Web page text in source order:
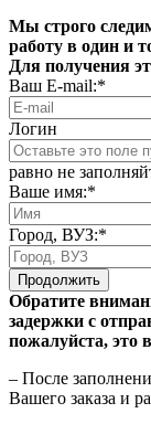
Мы строго
работу в один и
Для получения
Ваш E-mail:*
Логин
равно не
Ваше имя:*
Город, ВУЗ:*
Продолжить
Обратите
задержки с
пожалуйста, это
– После
Вашего заказа и